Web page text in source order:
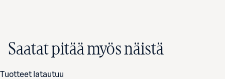
Saatat pitää myös näistä
Tuotteet latautuu